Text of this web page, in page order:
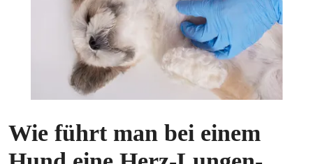
Wie führt man bei einem